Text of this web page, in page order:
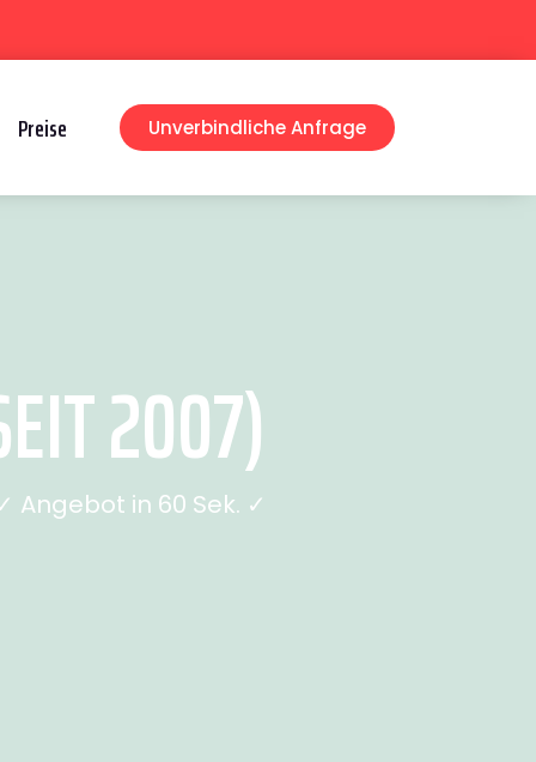
Preise Unverbindliche Anfrage
2007)
Angebot in 60 Sek. ✓